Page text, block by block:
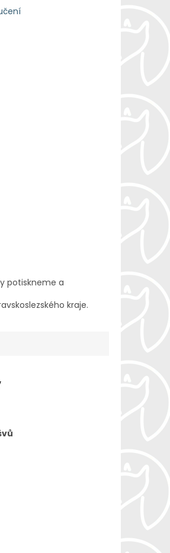
potiskneme a
kraje.